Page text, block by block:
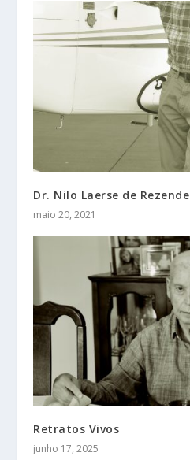
Dr. Nilo Laerse de Rezende
maio 20, 2021
Retratos Vivos
junho 17, 2025